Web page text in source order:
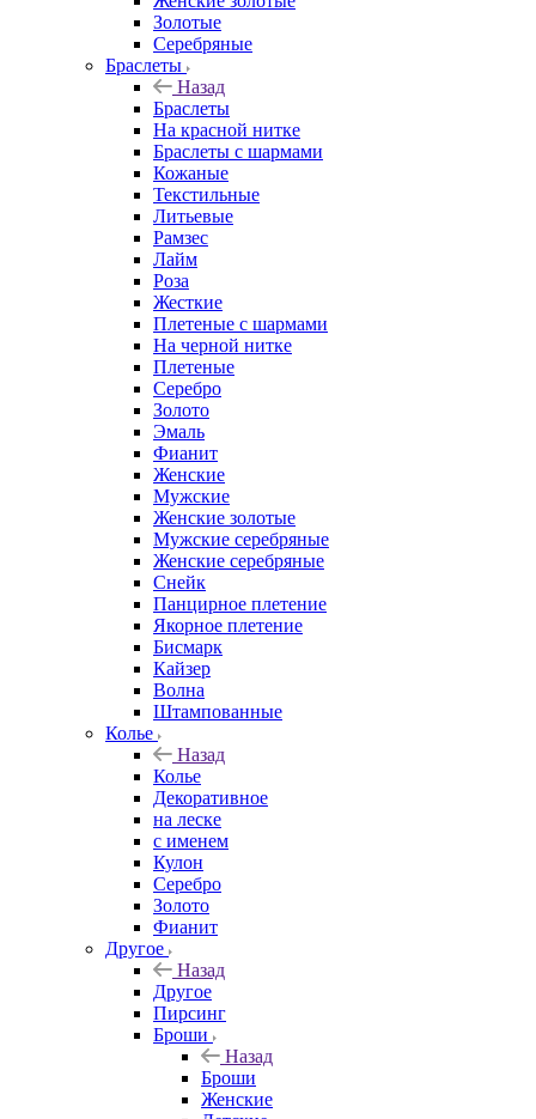
Золотые
Серебряные
Браслеты
Назад
Браслеты
На красной нитке
Браслеты с шармами
Кожаные
Текстильные
Литьевые
Рамзес
Лайм
Роза
Жесткие
Плетеные с шармами
На черной нитке
Плетеные
Серебро
Золото
Эмаль
Фианит
Женские
Мужские
Женские золотые
Мужские серебряные
Женские серебряные
Снейк
Панцирное плетение
Якорное плетение
Бисмарк
Кайзер
Волна
Штампованные
Колье
Назад
Колье
Декоративное
на леске
с именем
Кулон
Серебро
Золото
Фианит
Другое
Назад
Другое
Пирсинг
Броши
Назад
Броши
Женские